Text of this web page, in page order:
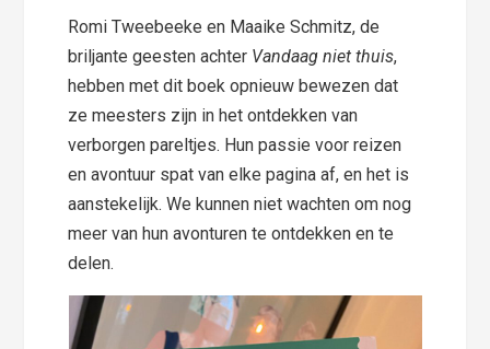
Romi Tweebeeke en Maaike Schmitz, de
briljante geesten achter Vandaag niet thuis,
hebben met dit boek opnieuw bewezen dat
ze meesters zijn in het ontdekken van
verborgen pareltjes. Hun passie voor reizen
en avontuur spat van elke pagina af, en het is
aanstekelijk. We kunnen niet wachten om nog
meer van hun avonturen te ontdekken en te
delen.